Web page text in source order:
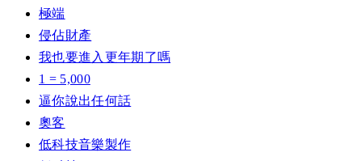
極端
侵佔財產
我也要進入更年期了嗎
1 = 5,000
逼你說出任何話
奧客
低科技音樂製作